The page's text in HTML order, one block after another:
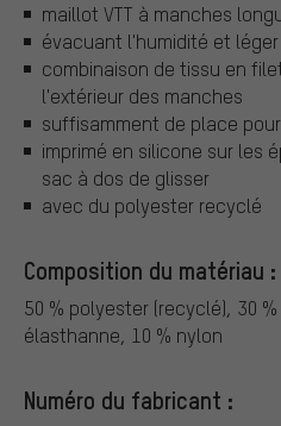
maillot VTT à manches
évacuant l'humidité et léger
combinaison de tissu en
l'extérieur des manches
suffisamment de place
imprimé en silicone sur les
sac à dos de glisser
avec du polyester recyclé
Composition du matériau :
50 % polyester (recyclé), 30
élasthanne, 10 % nylon
Numéro du fabricant :